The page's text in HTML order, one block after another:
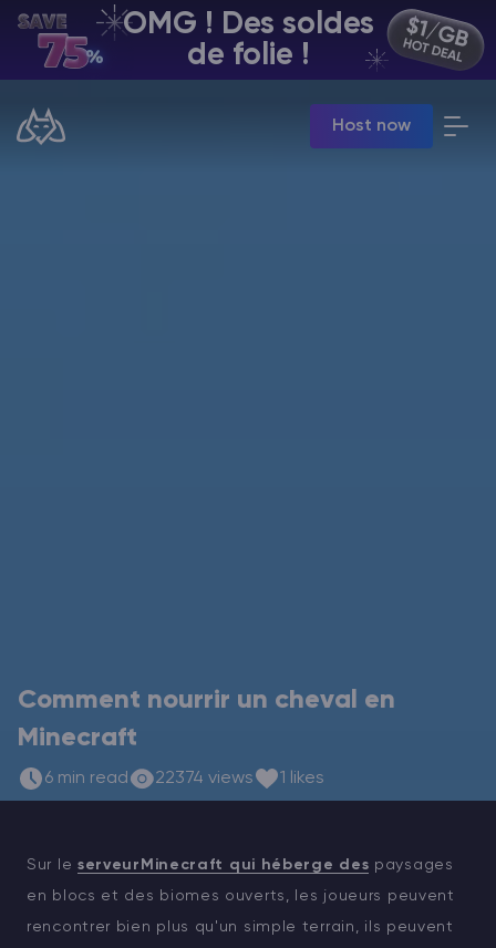
OMG ! Des soldes
de folie !
Host now
FR | USD
Manage your servers & payments
Comment nourrir un cheval en
Minecraft
6 min read 22374 views 1 likes
Sur le serveurMinecraft qui héberge des paysages
en blocs et des biomes ouverts, les joueurs peuvent
rencontrer bien plus qu'un simple terrain, ils peuvent